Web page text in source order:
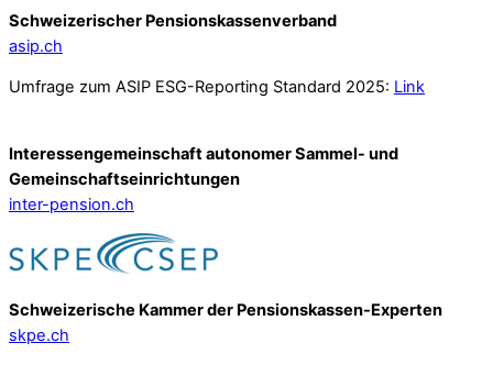
Schweizerischer Pensionskassenverband
asip.ch
Umfrage zum ASIP ESG-Reporting Standard 2025: Link
Interessengemeinschaft autonomer Sammel- und
Gemeinschafts­einrichtungen
inter-pension.ch
Schweizerische Kammer der Pensionskassen-Experten
skpe.ch